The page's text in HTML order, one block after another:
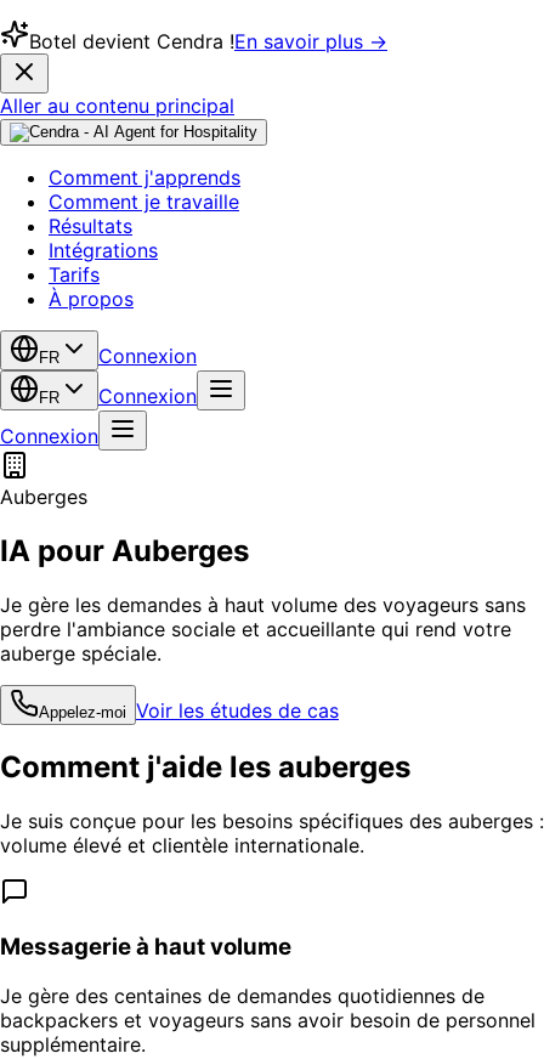
Botel devient Cendra !En savoir plus →
Aller au contenu principal
Comment j'apprends
Comment je travaille
Résultats
Intégrations
Tarifs
À propos
FR Connexion
FR
Connexion
Connexion
Auberges
IA pour Auberges
Je gère les demandes à haut volume des voyageurs sans
perdre l'ambiance sociale et accueillante qui rend votre
auberge spéciale.
Appelez-moi Voir les études de cas
Comment j'aide les auberges
Je suis conçue pour les besoins spécifiques des auberges :
volume élevé et clientèle internationale.
Messagerie à haut volume
Je gère des centaines de demandes quotidiennes de
backpackers et voyageurs sans avoir besoin de personnel
supplémentaire.